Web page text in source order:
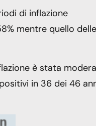
di inflazione
mentre quello delle
è stata
in ​​36 dei 46